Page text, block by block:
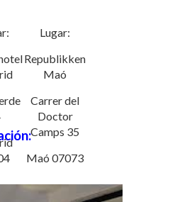
Lugar:
Republikken
Maó
Carrer del
Doctor
Camps 35
Maó 07073